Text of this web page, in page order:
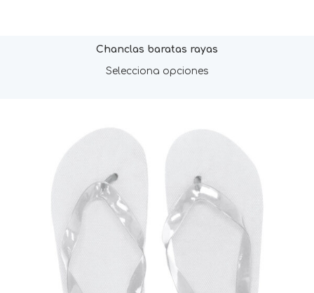
Chanclas baratas rayas
Selecciona opciones